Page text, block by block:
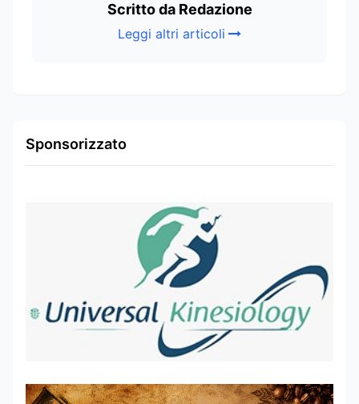
Scritto da Redazione
Leggi altri articoli
Sponsorizzato